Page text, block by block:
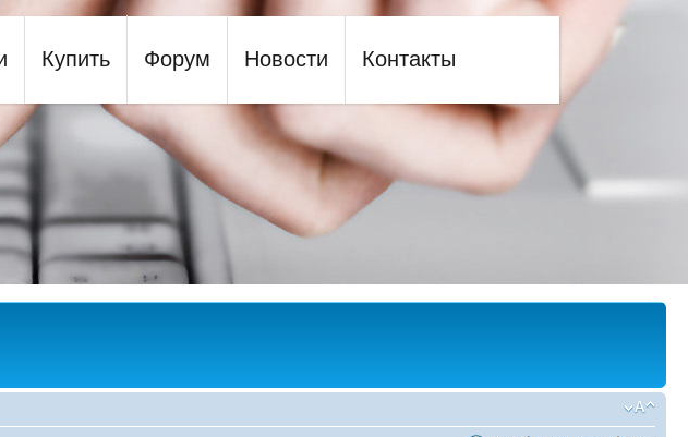
Купить Форум Новости Контакты